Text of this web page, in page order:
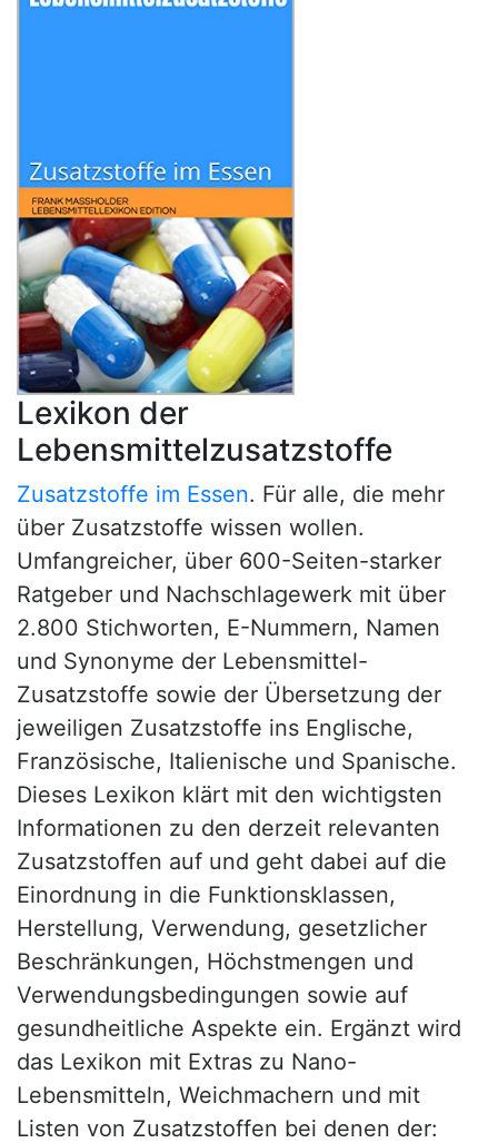
Lexikon der
Lebensmittelzusatzstoffe
Zusatzstoffe im Essen. Für alle, die mehr
über Zusatzstoffe wissen wollen.
Umfangreicher, über 600-Seiten-starker
Ratgeber und Nachschlagewerk mit über
2.800 Stichworten, E-Nummern, Namen
und Synonyme der Lebensmittel-
Zusatzstoffe sowie der Übersetzung der
jeweiligen Zusatzstoffe ins Englische,
Französische, Italienische und Spanische.
Dieses Lexikon klärt mit den wichtigsten
Informationen zu den derzeit relevanten
Zusatzstoffen auf und geht dabei auf die
Einordnung in die Funktionsklassen,
Herstellung, Verwendung, gesetzlicher
Beschränkungen, Höchstmengen und
Verwendungsbedingungen sowie auf
gesundheitliche Aspekte ein. Ergänzt wird
das Lexikon mit Extras zu Nano-
Lebensmitteln, Weichmachern und mit
Listen von Zusatzstoffen bei denen der: